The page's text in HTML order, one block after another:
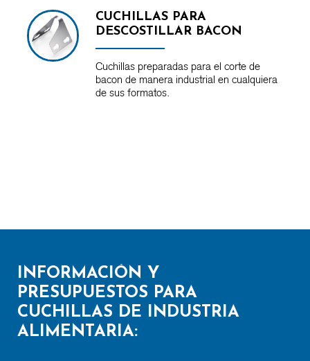
CUCHILLAS PARA
DESCOSTILLAR BACON
Cuchillas preparadas para el corte de
bacon de manera industrial en cualquiera
de sus formatos.
INFORMACIÓN Y
PRESUPUESTOS PARA
CUCHILLAS DE INDUSTRIA
ALIMENTARIA: